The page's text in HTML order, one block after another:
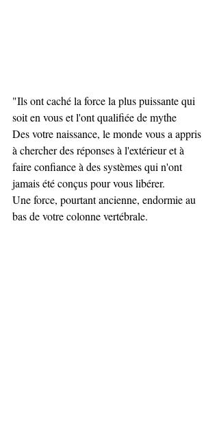
"Ils ont caché la force la plus puissante qui
soit en vous et l'ont qualifiée de mythe
Des votre naissance, le monde vous a appris
à chercher des réponses à l'extérieur et à
faire confiance à des systèmes qui n'ont
jamais été conçus pour vous libérer.
Une force, pourtant ancienne, endormie au
bas de votre colonne vertébrale.